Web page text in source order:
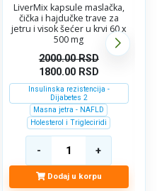
LiverMix kapsule maslačka,
čička i hajdučke trave za
jetru i visok šećer u krvi 60 x
500 mg
2000.00RSD
1800.00RSD
Insulinska rezistencija -
Dijabetes 2
Masna jetra - NAFLD
Holesterol i Trigleciridi
Dodaj u korpu